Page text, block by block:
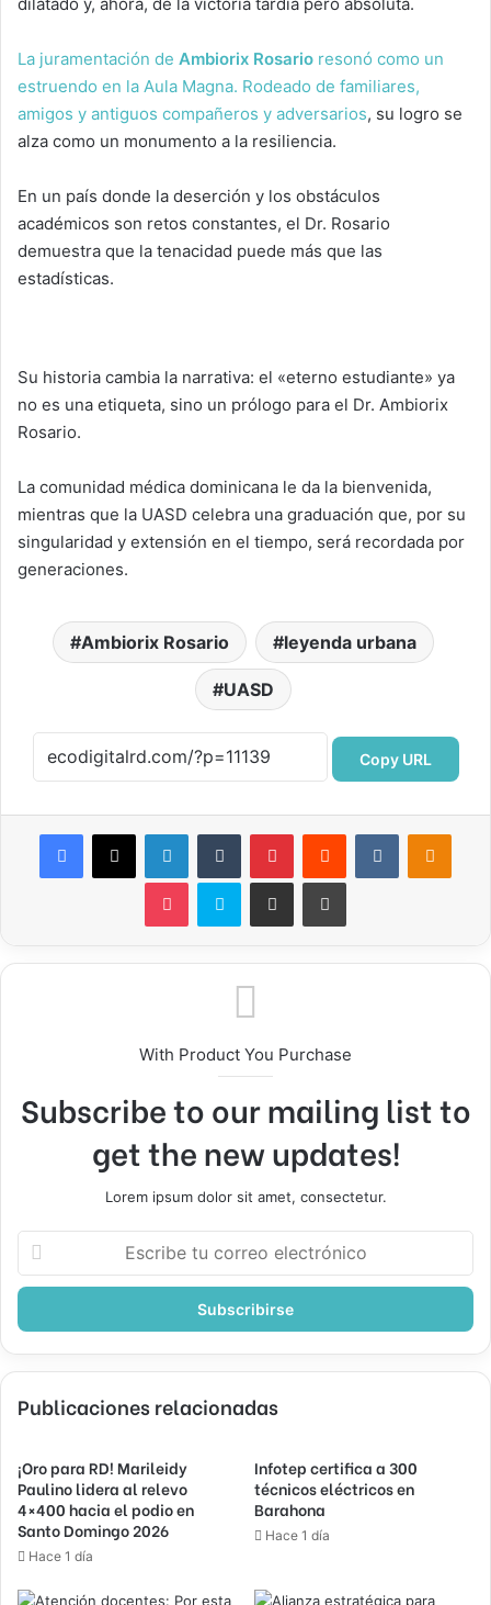
La juramentación de Ambiorix Rosario resonó como un
estruendo en la Aula Magna. Rodeado de familiares,
amigos y antiguos compañeros y adversarios, su logro se
alza como un monumento a la resiliencia.
En un país donde la deserción y los obstáculos
académicos son retos constantes, el Dr. Rosario
demuestra que la tenacidad puede más que las
estadísticas.
Su historia cambia la narrativa: el «eterno estudiante» ya
no es una etiqueta, sino un prólogo para el Dr. Ambiorix
Rosario.
La comunidad médica dominicana le da la bienvenida,
mientras que la UASD celebra una graduación que, por su
singularidad y extensión en el tiempo, será recordada por
generaciones.
Ambiorix Rosario leyenda urbana
UASD
Copy URL
Facebook
X LinkedInTumblr PinterestReddit VKontakte
Pocket Skype Compartir por correo electrónicoImprimir
With Product You Purchase
Subscribe to our mailing list to
get the new updates!
Lorem ipsum dolor sit amet, consectetur.
Escribe
correo
Publicaciones relacionadas
¡Oro para RD! Marileidy
Paulino lidera al relevo
4×400 hacia el podio en
Santo Domingo 2026
Hace 1 día
Infotep certifica a 300
técnicos eléctricos en
Barahona
Hace 1 día